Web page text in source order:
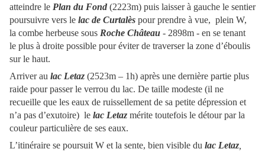
atteindre le Plan du Fond (2223m) puis laisser à gauche le sentier
poursuivre vers le lac de Curtalès pour prendre à vue, plein W,
la combe herbeuse sous Roche Château - 2898m - en se tenant
le plus à droite possible pour éviter de traverser la zone d’éboulis
sur le haut.
Arriver au lac Letaz (2523m – 1h) après une dernière partie plus
raide pour passer le verrou du lac. De taille modeste (il ne
recueille que les eaux de ruissellement de sa petite dépression et
n’a pas d’exutoire) le lac Letaz mérite toutefois le détour par la
couleur particulière de ses eaux.
L’itinéraire se poursuit W et la sente, bien visible du lac Letaz